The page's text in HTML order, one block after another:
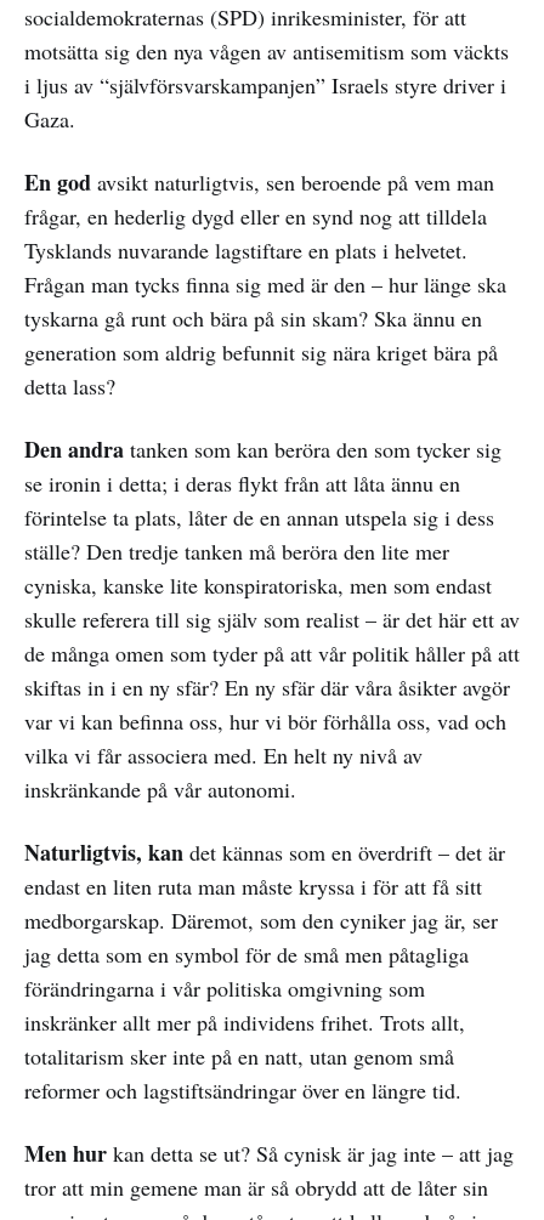
socialdemokraternas (SPD) inrikesminister, för att
motsätta sig den nya vågen av antisemitism som väckts
i ljus av “självförsvarskampanjen” Israels styre driver i
Gaza.
En god avsikt naturligtvis, sen beroende på vem man
frågar, en hederlig dygd eller en synd nog att tilldela
Tysklands nuvarande lagstiftare en plats i helvetet.
Frågan man tycks finna sig med är den – hur länge ska
tyskarna gå runt och bära på sin skam? Ska ännu en
generation som aldrig befunnit sig nära kriget bära på
detta lass?
Den andra tanken som kan beröra den som tycker sig
se ironin i detta; i deras flykt från att låta ännu en
förintelse ta plats, låter de en annan utspela sig i dess
ställe? Den tredje tanken må beröra den lite mer
cyniska, kanske lite konspiratoriska, men som endast
skulle referera till sig själv som realist – är det här ett av
de många omen som tyder på att vår politik håller på att
skiftas in i en ny sfär? En ny sfär där våra åsikter avgör
var vi kan befinna oss, hur vi bör förhålla oss, vad och
vilka vi får associera med. En helt ny nivå av
inskränkande på vår autonomi.
Naturligtvis, kan det kännas som en överdrift – det är
endast en liten ruta man måste kryssa i för att få sitt
medborgarskap. Däremot, som den cyniker jag är, ser
jag detta som en symbol för de små men påtagliga
förändringarna i vår politiska omgivning som
inskränker allt mer på individens frihet. Trots allt,
totalitarism sker inte på en natt, utan genom små
reformer och lagstiftsändringar över en längre tid.
Men hur kan detta se ut? Så cynisk är jag inte – att jag
tror att min gemene man är så obrydd att de låter sin